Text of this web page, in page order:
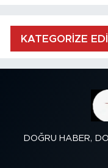
KATEGORİZE
DOĞRU HABER,